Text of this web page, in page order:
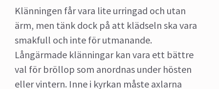
Klänningen får vara lite urringad och utan
ärm, men tänk dock på att klädseln ska vara
smakfull och inte för utmanande.
Långärmade klänningar kan vara ett bättre
val för bröllop som anordnas under hösten
eller vintern. Inne i kyrkan måste axlarna